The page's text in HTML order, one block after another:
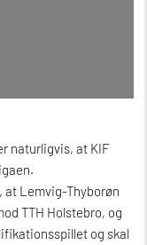
naturligvis, at KIF
at Lemvig-Thyborøn
TTH Holstebro, og
og skal